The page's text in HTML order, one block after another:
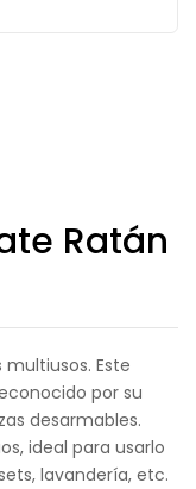
Ratán
Este
por su
desarmables.
ideal para usarlo
lavandería, etc.